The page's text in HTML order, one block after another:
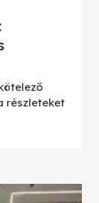
részleteket